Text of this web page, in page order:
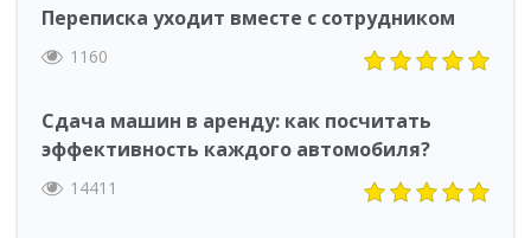
Переписка уходит вместе с сотрудником
1160
Сдача машин в аренду: как посчитать
эффективность каждого автомобиля?
14411